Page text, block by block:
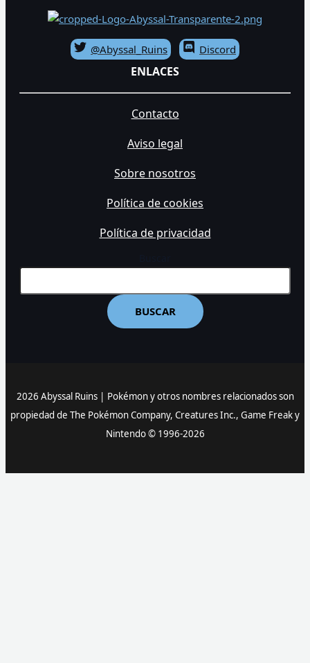
@Abyssal_Ruins Discord
ENLACES
Contacto
Aviso legal
Sobre nosotros
Política de cookies
Política de privacidad
BUSCAR
2026 Abyssal Ruins |
Pokémon y otros nombres relacionados son
propiedad de The Pokémon Company, Creatures Inc., Game Freak y
Nintendo © 1996-2026